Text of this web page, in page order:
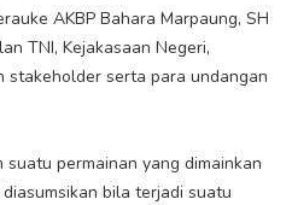
AKBP Bahara Marpaung, SH
TNI, Kejakasaan Negeri,
stakeholder serta para undangan
suatu permainan yang dimainkan
bila terjadi suatu